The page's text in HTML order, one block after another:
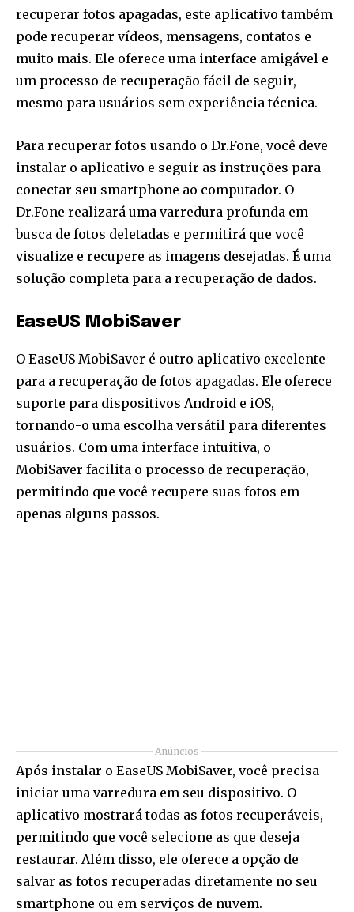
recuperar fotos apagadas, este aplicativo também
pode recuperar vídeos, mensagens, contatos e
muito mais. Ele oferece uma interface amigável e
um processo de recuperação fácil de seguir,
mesmo para usuários sem experiência técnica.
Para recuperar fotos usando o Dr.Fone, você deve
instalar o aplicativo e seguir as instruções para
conectar seu smartphone ao computador. O
Dr.Fone realizará uma varredura profunda em
busca de fotos deletadas e permitirá que você
visualize e recupere as imagens desejadas. É uma
solução completa para a recuperação de dados.
EaseUS MobiSaver
O EaseUS MobiSaver é outro aplicativo excelente
para a recuperação de fotos apagadas. Ele oferece
suporte para dispositivos Android e iOS,
tornando-o uma escolha versátil para diferentes
usuários. Com uma interface intuitiva, o
MobiSaver facilita o processo de recuperação,
permitindo que você recupere suas fotos em
apenas alguns passos.
Anúncios
Após instalar o EaseUS MobiSaver, você precisa
iniciar uma varredura em seu dispositivo. O
aplicativo mostrará todas as fotos recuperáveis,
permitindo que você selecione as que deseja
restaurar. Além disso, ele oferece a opção de
salvar as fotos recuperadas diretamente no seu
smartphone ou em serviços de nuvem.